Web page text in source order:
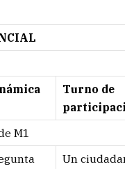
Turno de
M1
Un